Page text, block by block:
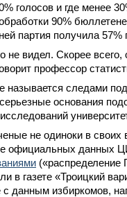
голосов и где менее
90%
партия получила 57%
не видел. Скорее
профессор
называется следами
основания
не одиноки в своих
официальных данных
(«распределение
в газете «Троицкий
с данным избиркомов,